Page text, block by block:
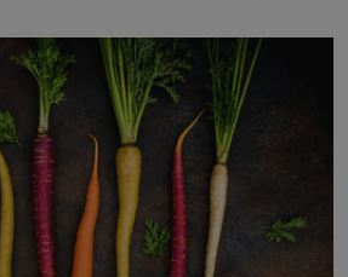
Manželství nám oběma moc
zjistili, že